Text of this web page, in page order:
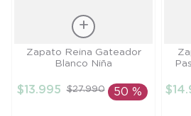
Talla
AÑADIR AL
Zapato Reina Gateador
Blanco Niña
$13.995 $27.990 50 %
Talla
$14.